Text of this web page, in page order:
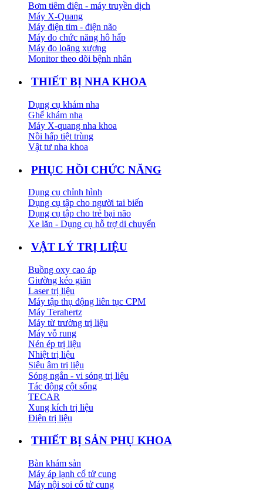
Bơm tiêm điện - máy truyền dịch
Máy X-Quang
Máy điện tim - điện não
Máy đo chức năng hô hấp
Máy đo loãng xương
Monitor theo dõi bệnh nhân
THIẾT BỊ NHA KHOA
Dụng cụ khám nha
Ghế khám nha
Máy X-quang nha khoa
Nồi hấp tiệt trùng
Vật tư nha khoa
PHỤC HỒI CHỨC NĂNG
Dụng cụ chỉnh hình
Dụng cụ tập cho người tai biến
Dụng cụ tập cho trẻ bại não
Xe lăn - Dụng cụ hỗ trợ di chuyển
VẬT LÝ TRỊ LIỆU
Buồng oxy cao áp
Giường kéo giãn
Laser trị liệu
Máy tập thụ động liên tục CPM
Máy Terahertz
Máy từ trường trị liệu
Máy vỗ rung
Nén ép trị liệu
Nhiệt trị liệu
Siêu âm trị liệu
Sóng ngắn - vi sóng trị liệu
Tác động cột sống
TECAR
Xung kích trị liệu
Điện trị liệu
THIẾT BỊ SẢN PHỤ KHOA
Bàn khám sản
Máy áp lạnh cổ tử cung
Máy nội soi cổ tử cung